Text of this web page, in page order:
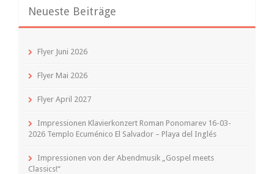
Neueste Beiträge
Flyer Juni 2026
Flyer Mai 2026
Flyer April 2027
Impressionen Klavierkonzert Roman Ponomarev 16-03-
2026 Templo Ecuménico El Salvador – Playa del Inglés
Impressionen von der Abendmusik „Gospel meets
Classics!“